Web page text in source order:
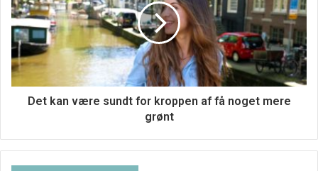
medarbejder til ens virksomhed
Da det kan være en rescoursekrævende situation for ens
virksomhed for ens organisation at finde en ny ansat til
ens virksomhed, kan det være en mulighed for ens
virksomhed, hvis man tænker over om man skal
outscourse den dele af denne process til professionelle
medarbejdere til virksomheder. Disse virksomheder har
Det kan være sundt for kroppen af få noget mere
grønt